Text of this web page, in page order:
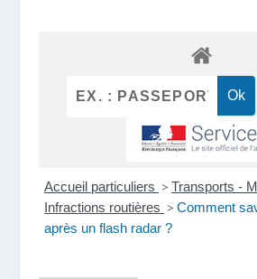
Accueil particuliers > Transports -
Infractions routières > Comment
après un flash radar ?